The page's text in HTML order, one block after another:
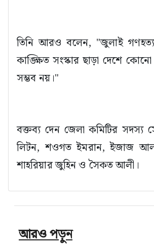
তিনি আরও বলেন, "জুলাই
কাঙ্ক্ষিত সংস্কার ছাড়া দেশে কোনো
সম্ভব নয়।"
বক্তব্য দেন জেলা কমিটির সদস্য
লিটন, শওগত ইমরান, ইজাজ আল
শাহরিয়ার জুহিন ও সৈকত আলী।
আরও পড়ুন